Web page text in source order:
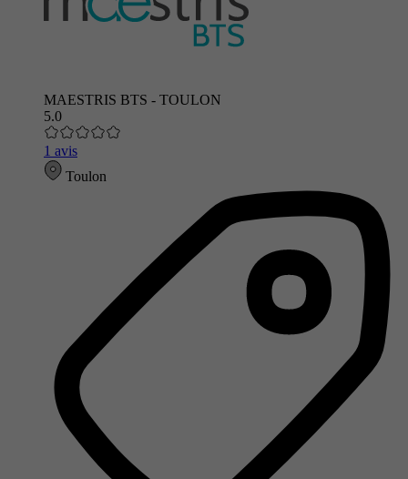
MAESTRIS BTS - TOULON
5.0
1 avis
Toulon